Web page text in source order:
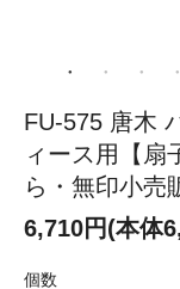
FU-575 唐木
ィース用【扇
ら・無印小売
6,710円(本体
個数